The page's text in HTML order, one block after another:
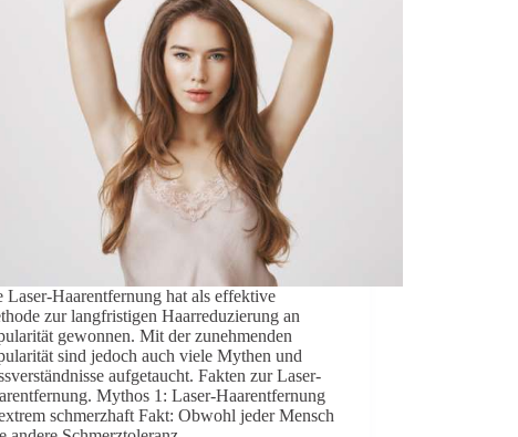
Laser-Haarentfernung hat als effektive
zur langfristigen Haarreduzierung an
gewonnen. Mit der zunehmenden
sind jedoch auch viele Mythen und
aufgetaucht. Fakten zur Laser-
Mythos 1: Laser-Haarentfernung
schmerzhaft Fakt: Obwohl jeder Mensch